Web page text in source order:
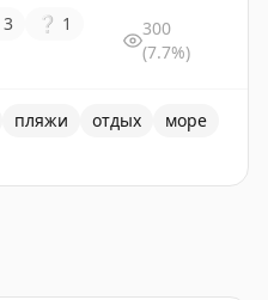
3 ❔ 1
300
(7.7%)
пляжи отдых
море